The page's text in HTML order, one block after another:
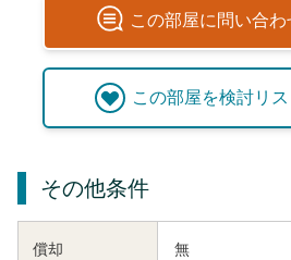
この部屋に問い合わ
この部屋を検討リ
その他条件
償却 無